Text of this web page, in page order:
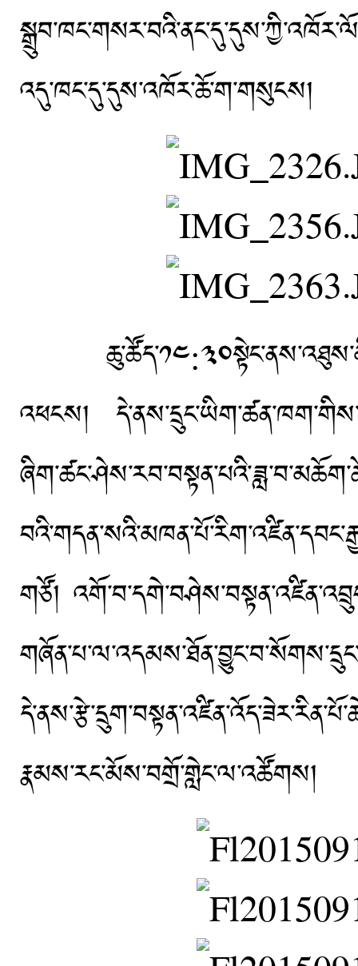
འདུ་ཁང་དུ་དུས་འཁོར་ཆོ་ག་གསུངས།
འཕངས།
གཙོ།
རྣམས་རང་མོས་བགྲོ་གླེང་ལ་འཚོགས།